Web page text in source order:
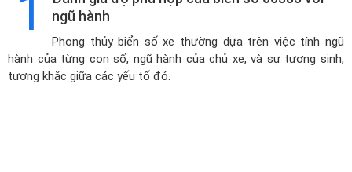
1
ngũ hành
Phong thủy biển số xe thường dựa trên việc tính ngũ
hành của từng con số, ngũ hành của chủ xe, và sự tương sinh,
tương khắc giữa các yếu tố đó.